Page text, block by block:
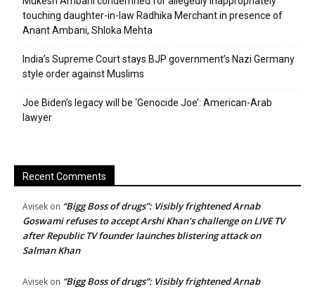
touching daughter-in-law Radhika Merchant in presence of
Anant Ambani, Shloka Mehta
India’s Supreme Court stays BJP government’s Nazi Germany
style order against Muslims
Joe Biden’s legacy will be ‘Genocide Joe’: American-Arab
lawyer
Recent Comments
Avisek on “Bigg Boss of drugs”: Visibly frightened Arnab
Goswami refuses to accept Arshi Khan’s challenge on LIVE TV
after Republic TV founder launches blistering attack on
Salman Khan
Avisek on “Bigg Boss of drugs”: Visibly frightened Arnab